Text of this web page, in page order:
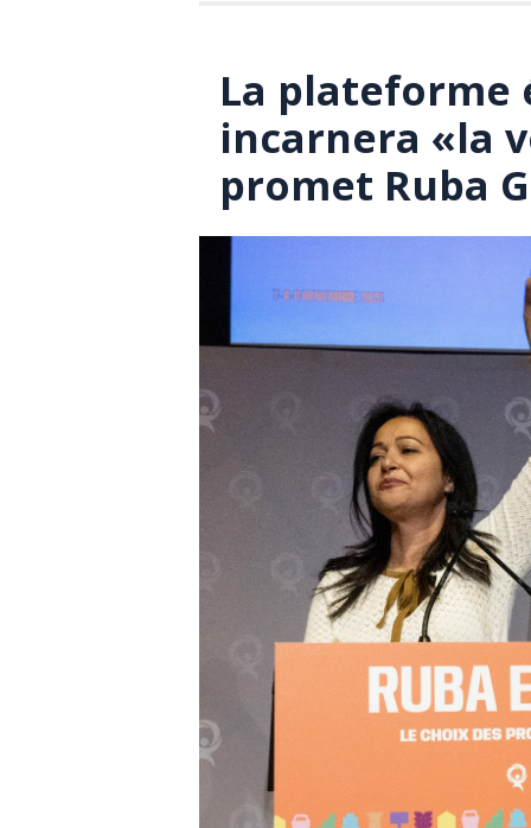
La plateforme
incarnera «la
promet Ruba